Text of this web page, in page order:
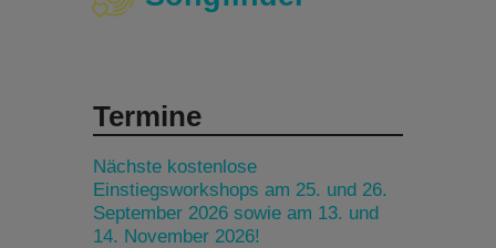
Termine
Nächste kostenlose
Einstiegsworkshops am 25. und 26.
September 2026 sowie am 13. und
14. November 2026!